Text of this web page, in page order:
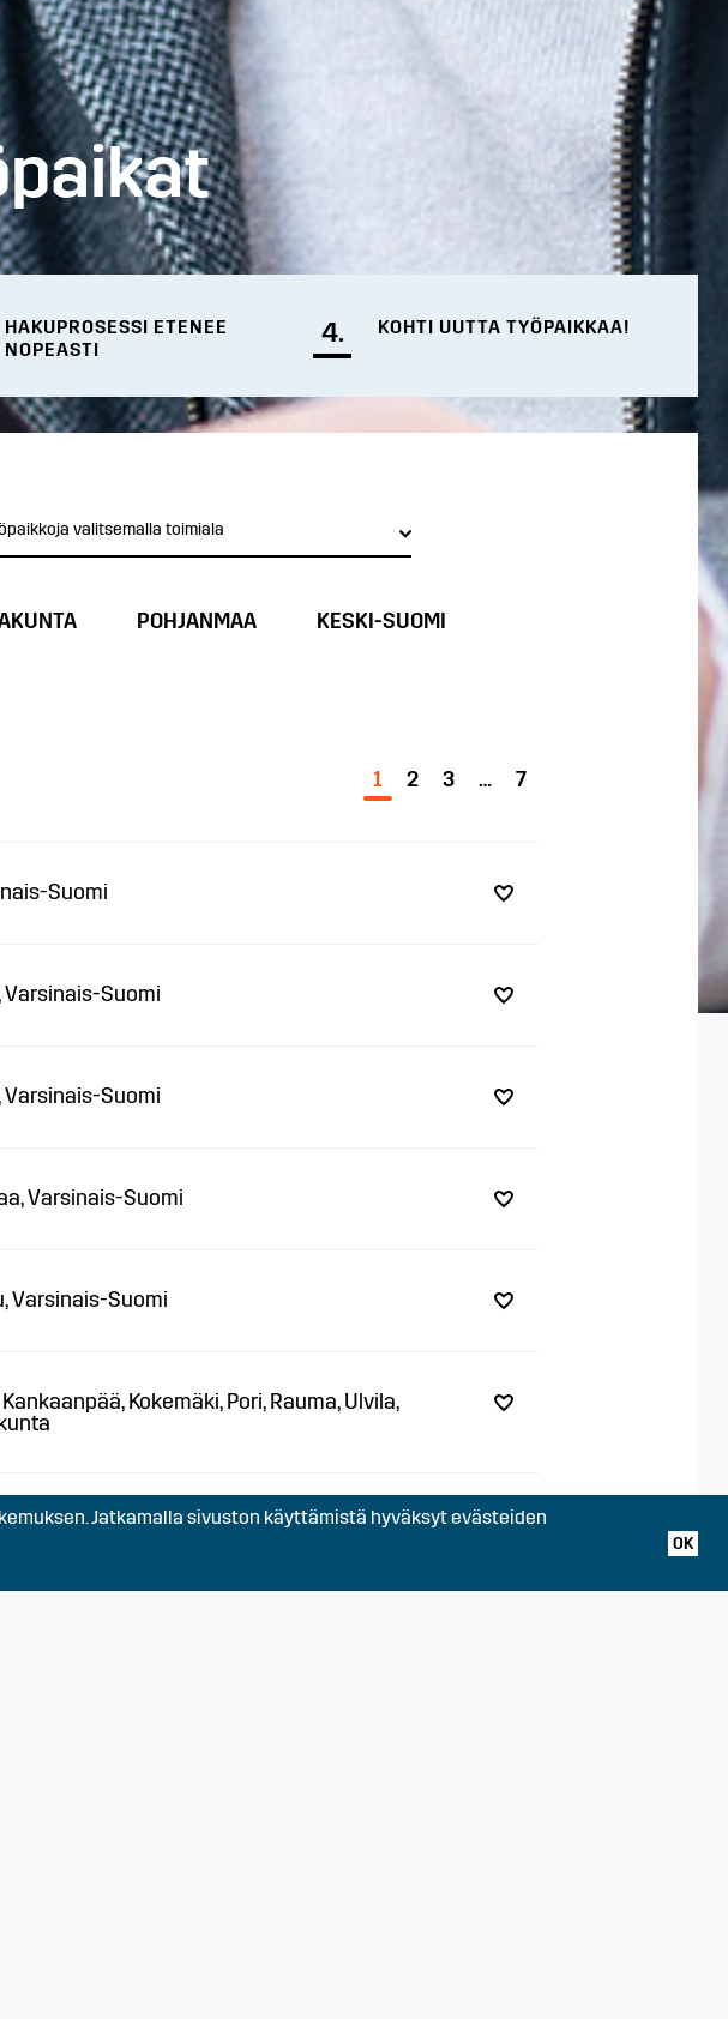
HAKUPROSESSI ETENEE
NOPEASTI
4. KOHTI UUTTA TYÖPAIKKAA!
valitsemalla toimiala
POHJANMAA
KESKI-SUOMI
1 2 3 … 7
Suomi
Varsinais-Suomi
Varsinais-Suomi
Varsinais-Suomi
Varsinais-Suomi
Kankaanpää, Kokemäki, Pori, Rauma, Ulvila,
Varsinais-SuomiJatkamalla sivuston käyttämistä hyväksyt evästeiden
OK